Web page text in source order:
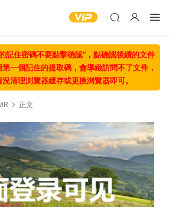
記住密碼不要點擊确認“，點确認後續的文件
一個記住的提取碼，會導緻訪問不了文件，
清理浏覽器緩存或更換浏覽器即可。
正文